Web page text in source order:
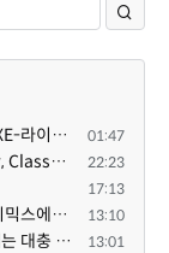
짠스튜디오님의 도전을 응원합니다. 제로보드-XE-라이믹스는 한국의 인터넷 문화에 최적화되어 있는 소프트... 01:47
Laravel을 굳이 배워야 할 필요성은 없습니다만, Class기반의 객체 지향 프로그래밍과, PSR-4라는 Composer... 22:23
17:13
라라벨에서 사용하는 Blade 템플릿 문법을 라이믹스에서도 일부분 도입하였는데, 양쪽의 템플릿 매뉴얼 분량... 13:10
없음, NULL, 빈 문자열은 서로 다릅니다. 예전에는 대충 써도 서로 통용되었지만, 그것 때문에 버그나 보안... 13:01